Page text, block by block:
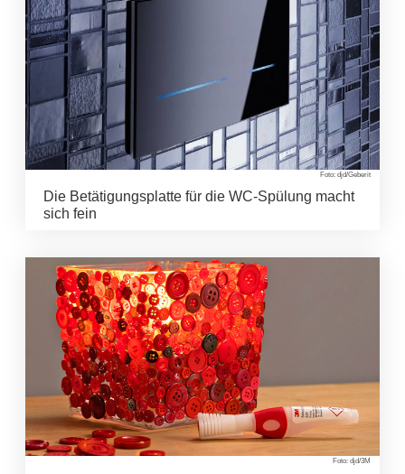
Foto: djd/Geberit
Die Betätigungsplatte für die WC-Spülung macht
sich fein
Foto: djd/3M